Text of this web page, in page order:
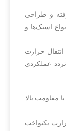
و طراحی
اسنک‌ها و
حرارت
عملکردی
مقاومت بالا
یکنواخت